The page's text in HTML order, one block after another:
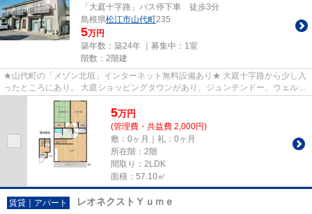
「大庭十字路」バス停下車 徒歩3分
島根県松江市山代町235
5万円
築年数：築24年 ｜募集中： 1室
階数：2階建
★山代町の「メゾン北垣」インターネット無料設備あり★ 大庭十字路から少し入
ったところにあり。 大庭ショッピングタウンがあり、ジュンテンドー、ウェルネ
ス、ひまり、セリアはじめ飲...
5万円
(管理費・共益費 2,000円)
敷：0ヶ月｜礼：0ヶ月
所在階：2階
間取り：2LDK
面積：57.10㎡
賃貸｜アパート レオネクストＹｕｍｅ